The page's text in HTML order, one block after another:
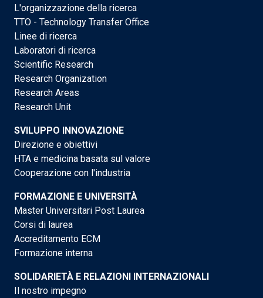
L'organizzazione della ricerca
TTO - Technology Transfer Office
Linee di ricerca
Laboratori di ricerca
Scientific Research
Research Organization
Research Areas
Research Unit
SVILUPPO INNOVAZIONE
Direzione e obiettivi
HTA e medicina basata sul valore
Cooperazione con l'industria
FORMAZIONE E UNIVERSITÀ
Master Universitari Post Laurea
Corsi di laurea
Accreditamento ECM
Formazione interna
SOLIDARIETÀ E RELAZIONI INTERNAZIONALI
Il nostro impegno